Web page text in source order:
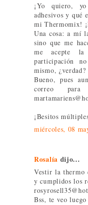
¡Yo quiero,
adhesivos y qué
mi Thermomix!
Una cosa: a mí
sino que me
me acepte
participación
mismo, ¿verdad?
Bueno, pues
correo para
¡Besitos
miércoles, 08
Rosalía dijo...
Vestir la thermo
y cumplidos los
Bss, te veo luego